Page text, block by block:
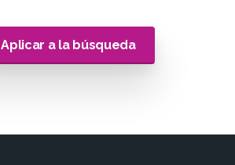
Aplicar a la búsqueda